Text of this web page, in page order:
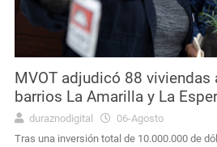
MVOT adjudicó 88
barrios La Amarilla y La
duraznodigital
06-Agosto
Tras una inversión total de 10.000.000 de